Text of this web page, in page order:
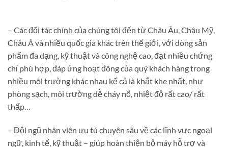
– Các đối tác chính của chúng tôi đến từ Châu Âu, Châu Mỹ,
Châu Á và nhiều quốc gia khác trên thế giới, với dòng sản
phẩm đa dạng, kỹ thuật và công nghệ cao, đạt nhiều chứng
chỉ phù hợp, đáp ứng hoạt đông của quý khách hàng trong
nhiều môi trường khác nhau kể cả là khắt khe nhất, như
phòng sạch, môi trường dễ cháy nổ, nhiệt độ rất cao/ rất
thấp…
– Đội ngũ nhân viên ưu tú chuyên sâu về các lĩnh vực ngoại
ngữ, kinh tế, kỹ thuật – giúp hoàn thiện bộ máy hỗ trợ và